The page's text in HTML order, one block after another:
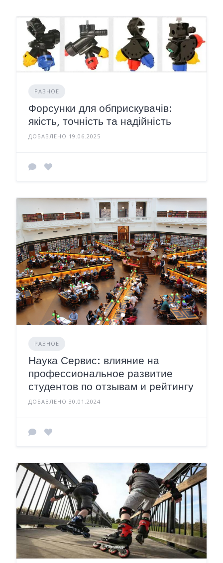
РАЗНОЕ
Форсунки для обприскувачів:
якість, точність та надійність
ДОБАВЛЕНО 19.06.2025
РАЗНОЕ
Наука Сервис: влияние на
профессиональное развитие
студентов по отзывам и рейтингу
ДОБАВЛЕНО 30.01.2024